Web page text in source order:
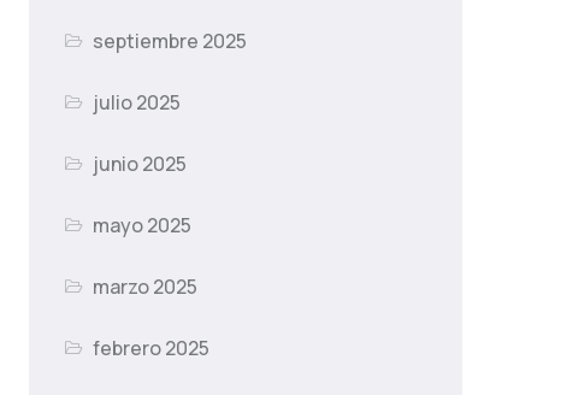
septiembre 2025
julio 2025
junio 2025
mayo 2025
marzo 2025
febrero 2025